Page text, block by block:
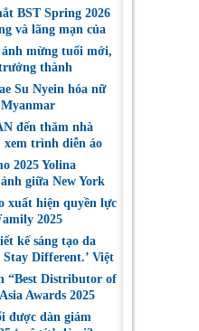
BST Spring 2026
và lãng mạn của
mừng tuổi mới,
thành
Su Nyein hóa nữ
đến thăm nhà
trình diễn áo
2025 Yolina
giữa New York
xuất hiện quyền lực
2025
kế sáng tạo da
Stay Different.’ Việt
“Best Distributor of
Awards 2025
được dàn giám